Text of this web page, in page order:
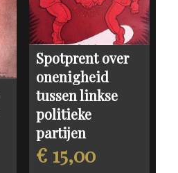
Spotprent over
onenigheid
tussen linkse
politieke
partijen
€ 15,00